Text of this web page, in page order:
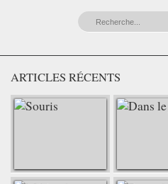
ARTICLES RÉCENTS